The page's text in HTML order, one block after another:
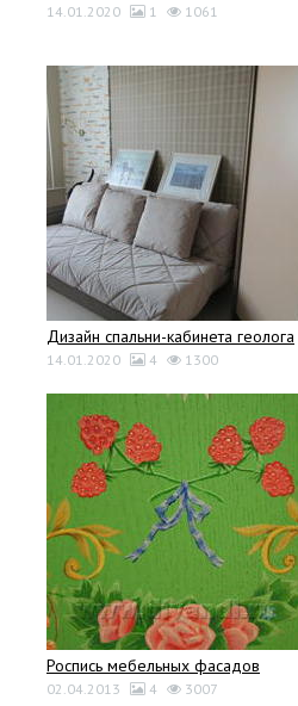
14.01.2020 1 1061
Дизайн спальни-кабинета геолога
14.01.2020 4 1300
Роспись мебельных фасадов
02.04.2013 4 3007